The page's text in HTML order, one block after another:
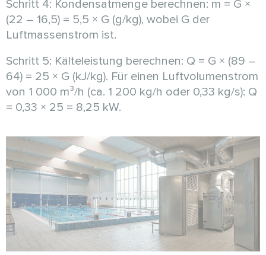
Schritt 4: Kondensatmenge berechnen: m = G ×
(22 – 16,5) = 5,5 × G (g/kg), wobei G der
Luftmassenstrom ist.
Schritt 5: Kälteleistung berechnen: Q = G × (89 –
64) = 25 × G (kJ/kg). Für einen Luftvolumenstrom
von 1 000 m³/h (ca. 1 200 kg/h oder 0,33 kg/s): Q
= 0,33 × 25 = 8,25 kW.